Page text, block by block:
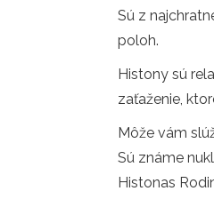
Sú z
poloh.
Histony sú
zaťaženie,
Môže vám
Sú známe
Histonas